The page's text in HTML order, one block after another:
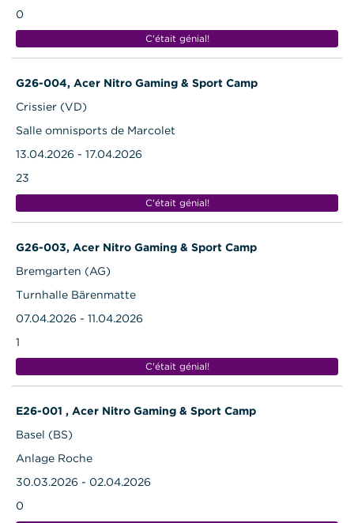
0
C'était génial!
G26-004, Acer Nitro Gaming & Sport Camp
Crissier (VD)
Salle omnisports de Marcolet
13.04.2026 - 17.04.2026
23
C'était génial!
G26-003, Acer Nitro Gaming & Sport Camp
Bremgarten (AG)
Turnhalle Bärenmatte
07.04.2026 - 11.04.2026
1
C'était génial!
E26-001 , Acer Nitro Gaming & Sport Camp
Basel (BS)
Anlage Roche
30.03.2026 - 02.04.2026
0